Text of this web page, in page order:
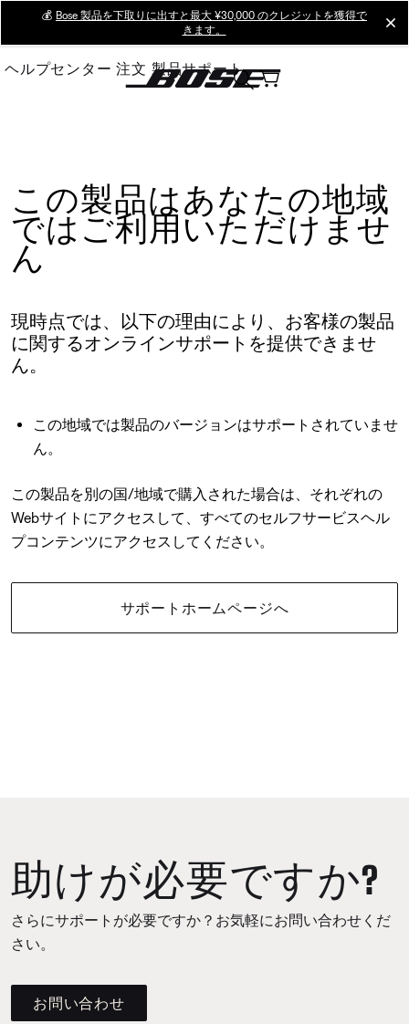
Main
💰 Bose 製品を下取りに出すと最大 ¥30,000 のクレジットを獲得で
きます。
ヘルプセンター 注文 製品サポート
この製品はあなたの地域
ではご利用いただけませ
ん
現時点では、以下の理由により、お客様の製品
に関するオンラインサポートを提供できませ
ん。
この地域では製品のバージョンはサポートされていませ
ん。
この製品を別の国/地域で購入された場合は、それぞれの
Webサイトにアクセスして、すべてのセルフサービスヘル
プコンテンツにアクセスしてください。
サポートホームページへ
助けが必要ですか?
さらにサポートが必要ですか？お気軽にお問い合わせくだ
さい。
お問い合わせ